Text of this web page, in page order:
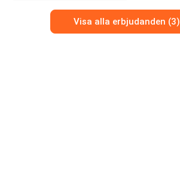
Visa alla erbjudanden (3)